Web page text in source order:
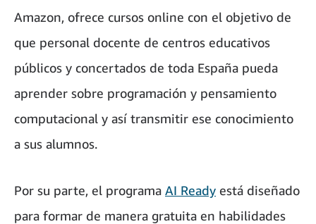
Amazon, ofrece cursos online con el objetivo de
que personal docente de centros educativos
públicos y concertados de toda España pueda
aprender sobre programación y pensamiento
computacional y así transmitir ese conocimiento
a sus alumnos.
Por su parte, el programa AI Ready está diseñado
para formar de manera gratuita en habilidades